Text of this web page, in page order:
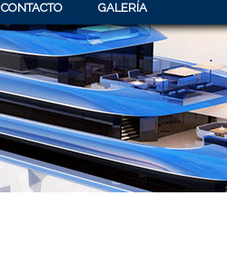
CONTACTO GALERÍA